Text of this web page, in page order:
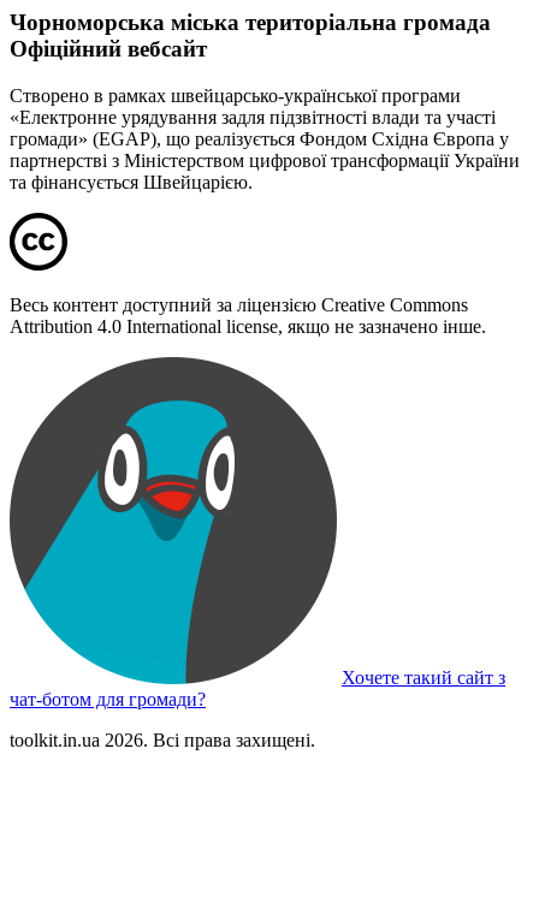
Чорноморська міська територіальна громада
Офіційний вебсайт
Створено в рамках швейцарсько-української програми
«Електронне урядування задля підзвітності влади та участі
громади» (EGAP), що реалізується Фондом Східна Європа у
партнерстві з Міністерством цифрової трансформації України
та фінансується Швейцарією.
Весь контент доступний за ліцензією Creative Commons
Attribution 4.0 International license, якщо не зазначено інше.
Хочете такий сайт з
чат-ботом для громади?
toolkit.in.ua 2026. Всі права захищені.